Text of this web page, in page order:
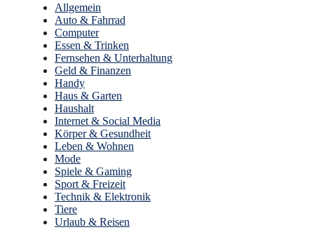
Allgemein
Auto & Fahrrad
Computer
Essen & Trinken
Fernsehen & Unterhaltung
Geld & Finanzen
Handy
Haus & Garten
Haushalt
Internet & Social Media
Körper & Gesundheit
Leben & Wohnen
Mode
Spiele & Gaming
Sport & Freizeit
Technik & Elektronik
Tiere
Urlaub & Reisen